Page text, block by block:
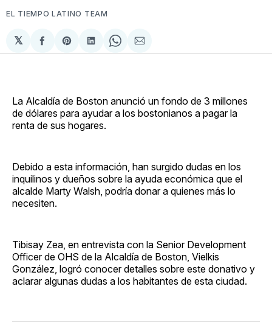
EL TIEMPO LATINO TEAM
𝕏
Compartir
en
Share
on
Compartir
en
Share
on
Compartir
via
La Alcaldía de Boston anunció un fondo de 3 millones
de dólares para ayudar a los bostonianos a pagar la
renta de sus hogares.
Debido a esta información, han surgido dudas en los
inquilinos y dueños sobre la ayuda económica que el
alcalde Marty Walsh, podría donar a quienes más lo
necesiten.
Tibisay Zea, en entrevista con la Senior Development
Officer de OHS de la Alcaldía de Boston, Vielkis
González, logró conocer detalles sobre este donativo y
aclarar algunas dudas a los habitantes de esta ciudad.